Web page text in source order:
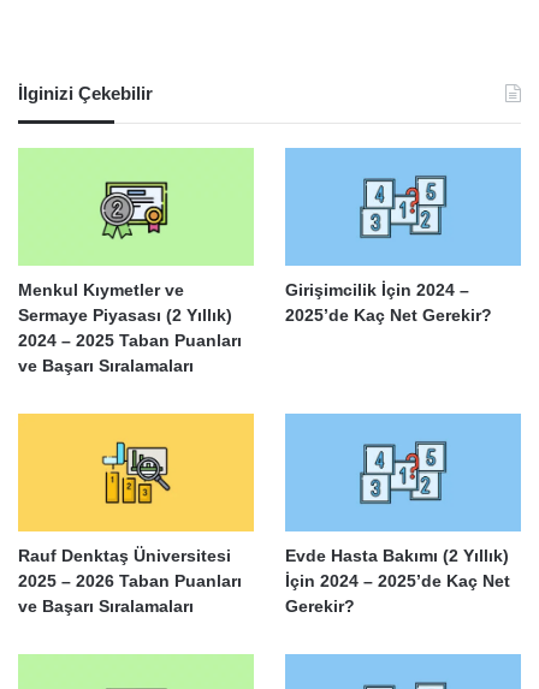
İlginizi Çekebilir
Menkul Kıymetler ve
Sermaye Piyasası (2 Yıllık)
2024 – 2025 Taban Puanları
ve Başarı Sıralamaları
Girişimcilik İçin 2024 –
2025’de Kaç Net Gerekir?
Rauf Denktaş Üniversitesi
2025 – 2026 Taban Puanları
ve Başarı Sıralamaları
Evde Hasta Bakımı (2 Yıllık)
İçin 2024 – 2025’de Kaç Net
Gerekir?